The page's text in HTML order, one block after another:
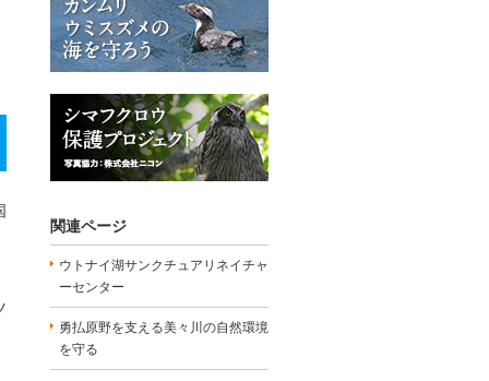
関連ページ
ウトナイ湖サンクチュアリネイチャ
ーセンター
勇払原野を支える美々川の自然環境
を守る